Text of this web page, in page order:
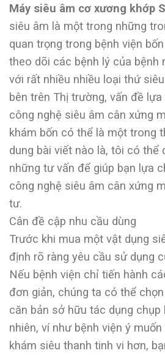
Máy siêu âm cơ xương khớp
siêu âm là một trong những
quan trọng trong bệnh viện
theo dõi các bệnh lý của bệnh
với rất nhiều nhiều loại thứ
bên trên Thị trường, vấn đề
công nghệ siêu âm cân xứng
khám bốn có thể là một trong
dung bài viết nào là, tôi có thể
những tư vấn để giúp bạn lựa
công nghệ siêu âm cân xứng
tư.
Cân đề cập nhu cầu dùng
Trước khi mua một vật dụng
định rõ ràng yêu cầu sử dụng
Nếu bệnh viện chỉ tiến hành
đơn giản, chúng ta có thể
căn bản sở hữu tác dụng chụp
nhiên, ví như bệnh viện ý
khám siêu thanh tinh vi hơn,